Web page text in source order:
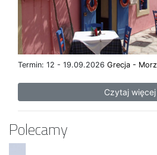
Termin: 12 - 19.09.2026 Grecja -
Czytaj więcej
Polecamy